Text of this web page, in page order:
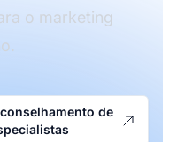
o marketing
de